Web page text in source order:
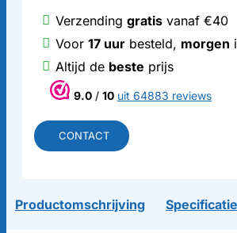
Verzending gratis vanaf €40
Voor 17 uur besteld, morgen
Altijd de beste prijs
9.0 / 10 uit 64883 reviews
CONTACT
Productomschrijving